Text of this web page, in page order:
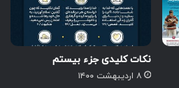
نکات کلیدی جزء بیستم
۸ اردیبهشت ۱۴۰۰